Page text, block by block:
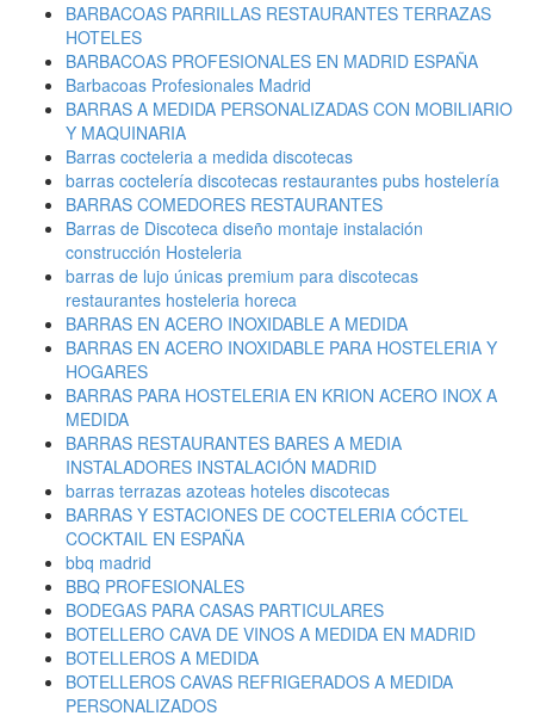
BARBACOAS PARRILLAS RESTAURANTES TERRAZAS
HOTELES
BARBACOAS PROFESIONALES EN MADRID ESPAÑA
Barbacoas Profesionales Madrid
BARRAS A MEDIDA PERSONALIZADAS CON MOBILIARIO
Y MAQUINARIA
Barras cocteleria a medida discotecas
barras coctelería discotecas restaurantes pubs hostelería
BARRAS COMEDORES RESTAURANTES
Barras de Discoteca diseño montaje instalación
construcción Hosteleria
barras de lujo únicas premium para discotecas
restaurantes hosteleria horeca
BARRAS EN ACERO INOXIDABLE A MEDIDA
BARRAS EN ACERO INOXIDABLE PARA HOSTELERIA Y
HOGARES
BARRAS PARA HOSTELERIA EN KRION ACERO INOX A
MEDIDA
BARRAS RESTAURANTES BARES A MEDIA
INSTALADORES INSTALACIÓN MADRID
barras terrazas azoteas hoteles discotecas
BARRAS Y ESTACIONES DE COCTELERIA CÓCTEL
COCKTAIL EN ESPAÑA
bbq madrid
BBQ PROFESIONALES
BODEGAS PARA CASAS PARTICULARES
BOTELLERO CAVA DE VINOS A MEDIDA EN MADRID
BOTELLEROS A MEDIDA
BOTELLEROS CAVAS REFRIGERADOS A MEDIDA
PERSONALIZADOS